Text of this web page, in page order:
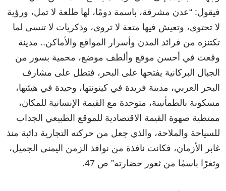
فيقول: “عدن مشرقة، باسمة دومًا، لها طلعة لا تمل، ورؤية
لا تحتوى، وتعيش فيها متعة لا تروى، وذكريات لا تنسى لما
تكتنزه من فرائد المدن وأسرار المواقع والأماكن.. مدينة
وقعت في أحسن موقع وألطف موضع، محمية بسور من
الجبال البركانية يفتحها على البحر، فتطل على مشارف
البحر العربي، مدينة فريدة في كينونتها، وحيدة في هيئتها،
مسكونة بالطمأنينة، متوحدة مع القيمة الإنسانية للمكان،
ممتطية صهوة القيمة الاقتصادية للموقع الطبيعي الجذاب
للسياحة والملاحة، والذي جعل من حركته التجارية دائبة منذ
غابر الأزمان، فكانت نافذة من نوافذ الزمن اليمني الجميل،
وثغرًا باسمًا من ثغور حضارته” ص 47.